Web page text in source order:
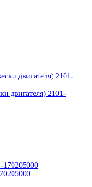
двигателя) 2101-